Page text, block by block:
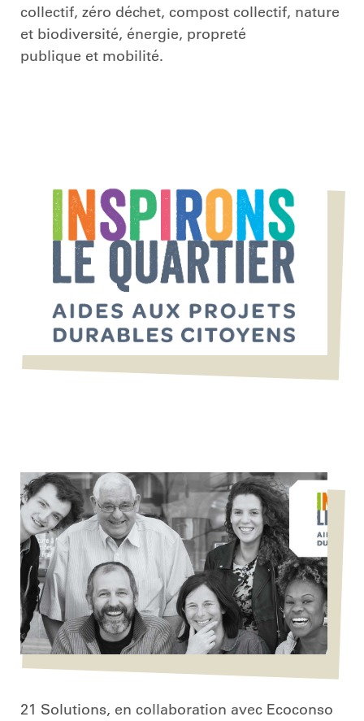
collectif, zéro déchet, compost collectif, nature
et biodiversité, énergie, propreté
publique et mobilité.
21 Solutions, en collaboration avec Ecoconso